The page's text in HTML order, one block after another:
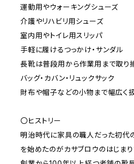
運動用やウォーキングシューズ
介護やリハビリ用シューズ
室内用やトイレ用スリッパ
手軽に履けるつっかけ・サンダル
長靴は普段用から作業用まで取り揃
バッグ・カバン・リュックサック
財布や帽子などの小物まで幅広く扱
〇ヒストリー
明治時代に家具の職人だった初代
を始めたのがカサブロウのはじまり